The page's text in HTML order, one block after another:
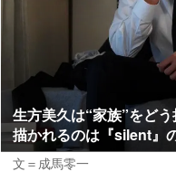
生方美久は“家族”をど
描かれるのは『silent』
文＝成馬零一